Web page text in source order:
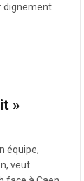
dignement
»
équipe,
veut